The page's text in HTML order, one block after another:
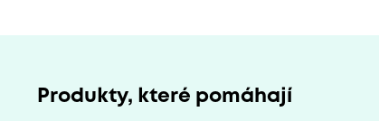
Produkty, které pomáhají